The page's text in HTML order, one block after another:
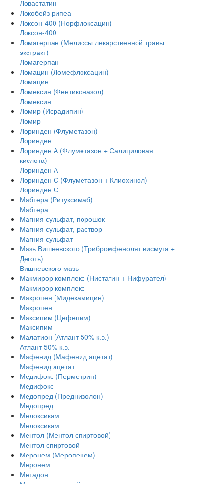
Ловастатин
Локобейз рипеа
Локсон-400 (Норфлоксацин)
Локсон-400
Ломагерпан (Мелиссы лекарственной травы
экстракт)
Ломагерпан
Ломацин (Ломефлоксацин)
Ломацин
Ломексин (Фентиконазол)
Ломексин
Ломир (Исрадипин)
Ломир
Лоринден (Флуметазон)
Лоринден
Лоринден А (Флуметазон + Салициловая
кислота)
Лоринден А
Лоринден С (Флуметазон + Клиохинол)
Лоринден С
Мабтера (Ритуксимаб)
Мабтера
Магния сульфат, порошок
Магния сульфат, раствор
Магния сульфат
Мазь Вишневского (Трибромфенолят висмута +
Деготь)
Вишневского мазь
Макмирор комплекс (Нистатин + Нифурател)
Макмирор комплекс
Макропен (Мидекамицин)
Макропен
Максипим (Цефепим)
Максипим
Малатион (Атлант 50% к.э.)
Атлант 50% к.э.
Мафенид (Мафенид ацетат)
Мафенид ацетат
Медифокс (Перметрин)
Медифокс
Медопред (Преднизолон)
Медопред
Мелоксикам
Мелоксикам
Ментол (Ментол спиртовой)
Ментол спиртовой
Меронем (Меропенем)
Меронем
Метадон